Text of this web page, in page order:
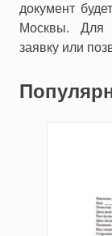
документ
Москвы. Для
заявку или